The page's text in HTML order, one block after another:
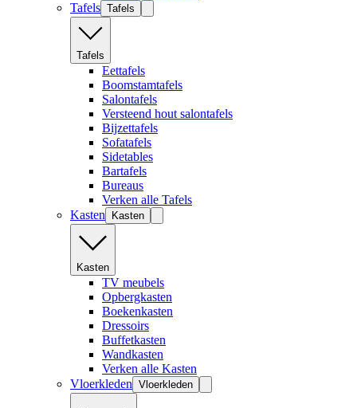
Tafels Tafels
Tafels
Eettafels
Boomstamtafels
Salontafels
Versteend hout salontafels
Bijzettafels
Sofatafels
Sidetables
Bartafels
Bureaus
Verken alle Tafels
Kasten
Kasten
Kasten
TV meubels
Opbergkasten
Boekenkasten
Dressoirs
Buffetkasten
Wandkasten
Verken alle Kasten
Vloerkleden Vloerkleden